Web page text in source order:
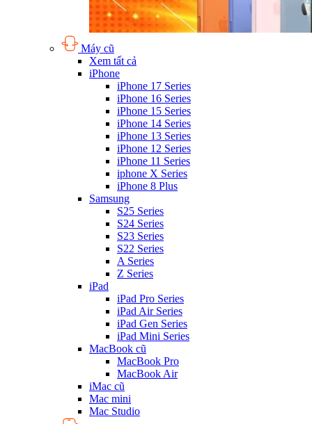
Máy cũ
Xem tất cả
iPhone
iPhone 17 Series
iPhone 16 Series
iPhone 15 Series
iPhone 14 Series
iPhone 13 Series
iPhone 12 Series
iPhone 11 Series
iphone X Series
iPhone 8 Plus
Samsung
S25 Series
S24 Series
S23 Series
S22 Series
A Series
Z Series
iPad
iPad Pro Series
iPad Air Series
iPad Gen Series
iPad Mini Series
MacBook cũ
MacBook Pro
MacBook Air
iMac cũ
Mac mini
Mac Studio